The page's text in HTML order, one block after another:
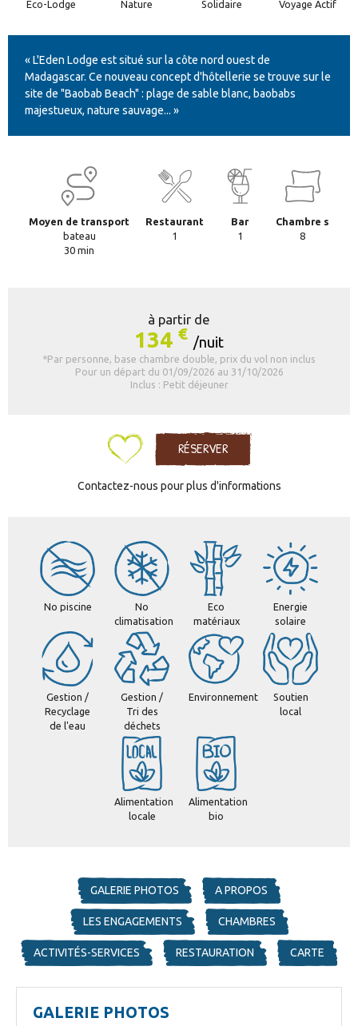
Eco-Lodge Nature Solidaire Voyage Actif
« L'Eden Lodge est situé sur la côte nord ouest de
Madagascar. Ce nouveau concept d'hôtellerie se trouve sur le
site de "Baobab Beach" : plage de sable blanc, baobabs
majestueux, nature sauvage... »
Moyen de transport
bateau
30 min
Restaurant
1
Bar
1
Chambre s
8
à partir de
134 € /nuit
*Par personne, base chambre double, prix du vol non inclus
Pour un départ du 01/09/2026 au 31/10/2026
Inclus : Petit déjeuner
RÉSERVER
Contactez-nous pour plus d'informations
No piscine
No
climatisation
Eco
matériaux
Energie
solaire
Gestion /
Recyclage
de l'eau
Gestion /
Tri des
déchets
Environnement
Soutien
local
Alimentation
locale
Alimentation
bio
GALERIE PHOTOS A PROPOS
LES ENGAGEMENTS CHAMBRES
ACTIVITÉS-SERVICES RESTAURATION CARTE
GALERIE PHOTOS